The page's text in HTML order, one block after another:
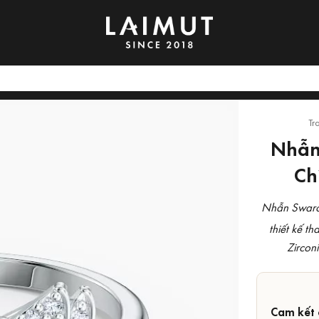
Nhẫn
thiết kế
Cam kết